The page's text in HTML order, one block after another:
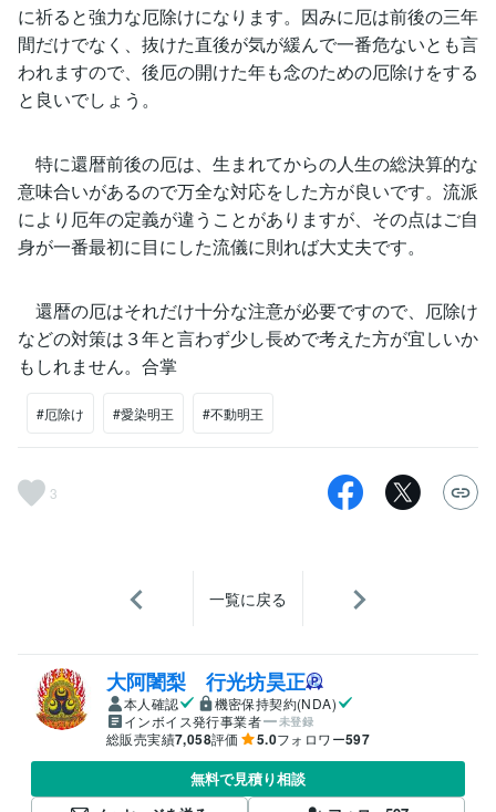
に祈ると強力な厄除けになります。因みに厄は前後の三年
間だけでなく、抜けた直後が気が緩んで一番危ないとも言
われますので、後厄の開けた年も念のための厄除けをする
と良いでしょう。
特に還暦前後の厄は、生まれてからの人生の総決算的な
意味合いがあるので万全な対応をした方が良いです。流派
により厄年の定義が違うことがありますが、その点はご自
身が一番最初に目にした流儀に則れば大丈夫です。
還暦の厄はそれだけ十分な注意が必要ですので、厄除け
などの対策は３年と言わず少し長めで考えた方が宜しいか
もしれません。合掌
#厄除け #愛染明王 #不動明王
3
一覧に戻る
大阿闍梨 行光坊昊正
本人確認
機密保持契約(NDA)
インボイス発行事業者
未登録
総販売実績7,058評価 5.0フォロワー597
無料で見積り相談